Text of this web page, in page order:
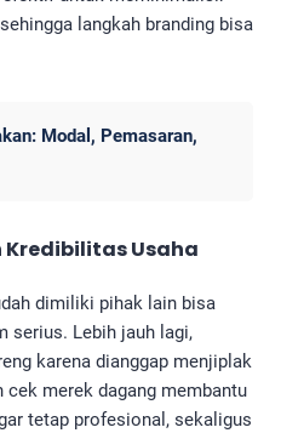
langkah branding bisa
Modal, Pemasaran,
Usaha
dimiliki pihak lain bisa
serius. Lebih jauh lagi,
karena dianggap menjiplak
merek dagang membantu
tetap profesional, sekaligus